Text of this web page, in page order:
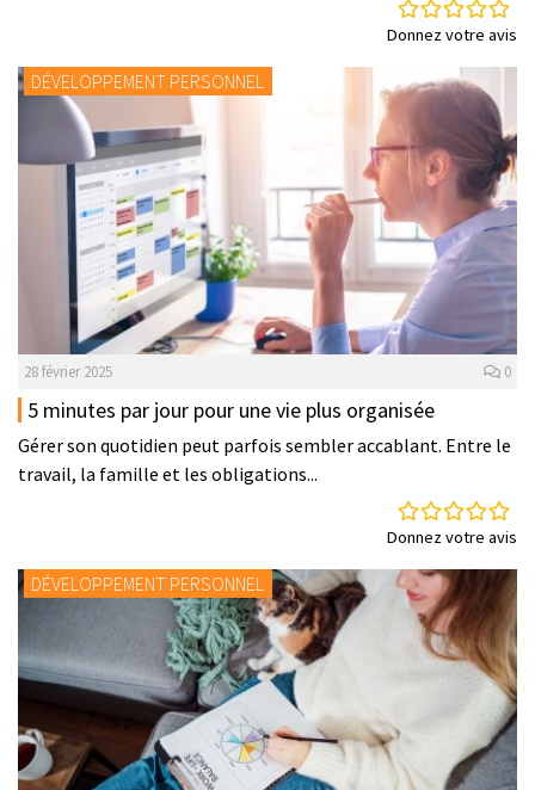
Donnez votre avis
DÉVELOPPEMENT PERSONNEL
28 février 2025 0
5 minutes par jour pour une vie plus organisée
Gérer son quotidien peut parfois sembler accablant. Entre le
travail, la famille et les obligations...
Donnez votre avis
DÉVELOPPEMENT PERSONNEL